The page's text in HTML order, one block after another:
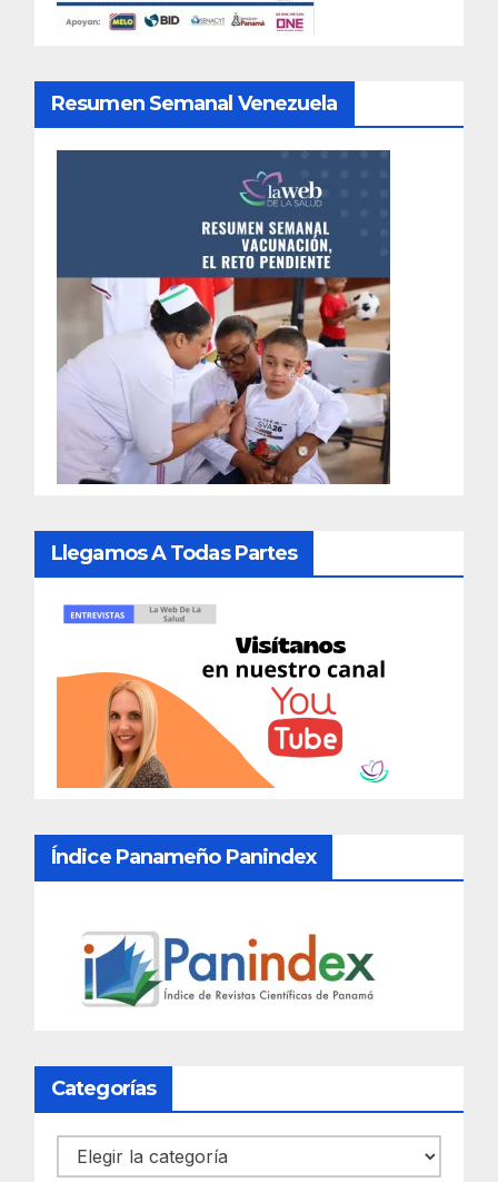
Resumen Semanal Venezuela
Llegamos A Todas Partes
Índice Panameño Panindex
Categorías
Categorías